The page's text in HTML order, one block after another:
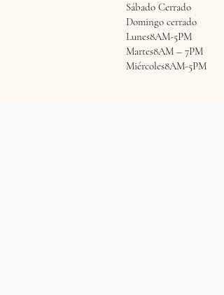
Sábado Cerrado
Domingo cerrado
Lunes8AM-5PM
Martes8AM – 7PM
Miércoles8AM-5PM